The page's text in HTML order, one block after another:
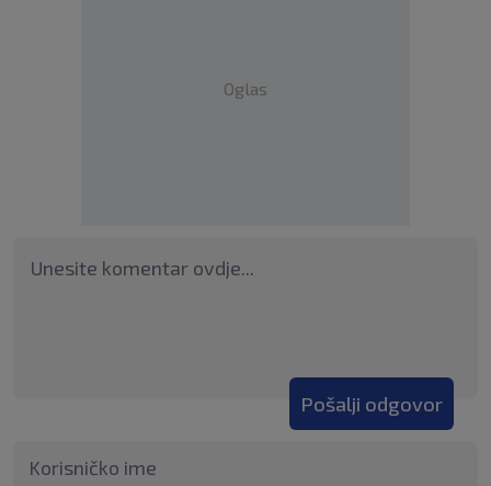
Oglas
Pošalji odgovor